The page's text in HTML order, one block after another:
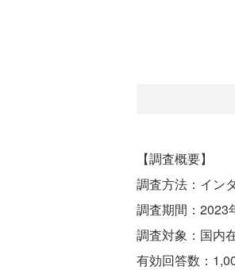
【調査概要】
調査方法：イン
調査期間：2023
調査対象：国内
有効回答数：